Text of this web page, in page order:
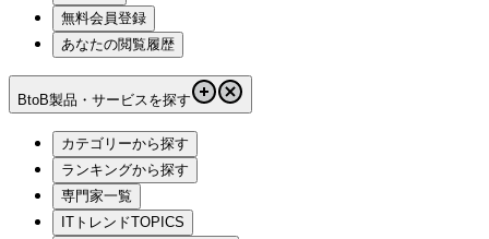
無料会員登録
あなたの閲覧履歴
BtoB製品・サービスを探す
カテゴリーから探す
ランキングから探す
専門家一覧
ITトレンドTOPICS